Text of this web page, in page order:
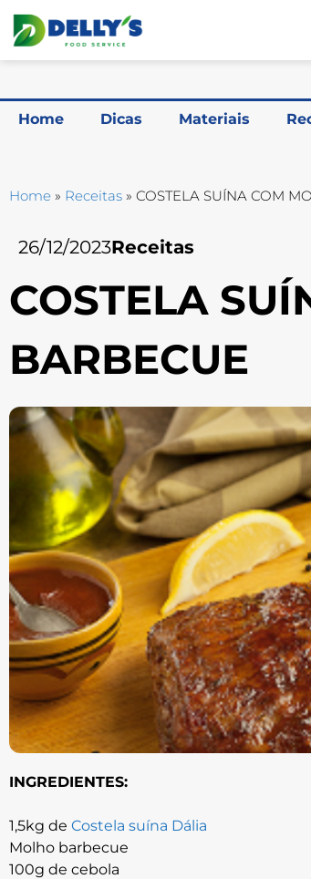
Home Dicas Materiais
Home » Receitas » COSTELA SUÍNA COM
26/12/2023Receitas
COSTELA
BARBECUE
INGREDIENTES:
1,5kg de Costela suína Dália
Molho barbecue
100g de cebola